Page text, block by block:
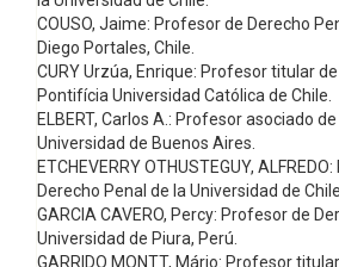
COUSO, Jaime: Profesor de Derecho
Diego Portales, Chile.
CURY Urzúa, Enrique: Profesor titular
Pontifícia Universidad Católica de Chile.
ELBERT, Carlos A.: Profesor asociado
Universidad de Buenos Aires.
ETCHEVERRY OTHUSTEGUY,
Derecho Penal de la Universidad de
GARCIA CAVERO, Percy: Profesor de
Universidad de Piura, Perú.
GARRIDO MONTT, Mário: Profesor